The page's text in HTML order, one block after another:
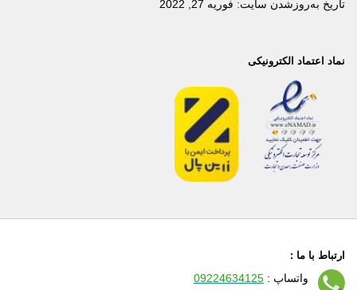
تاریخ به‌روزشدن سایت: فوریه 27, 2022
نماد اعتماد الکترونیکی
ارتباط با ما :
واتساپ : 09224634125